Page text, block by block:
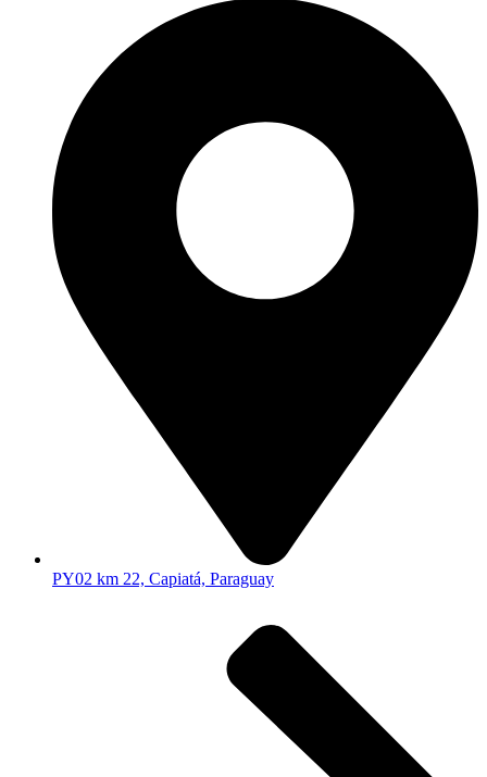
PY02 km 22, Capiatá, Paraguay